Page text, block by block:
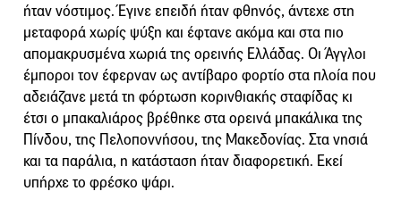
ήταν νόστιμος. Έγινε επειδή ήταν φθηνός, άντεχε στη
μεταφορά χωρίς ψύξη και έφτανε ακόμα και στα πιο
απομακρυσμένα χωριά της ορεινής Ελλάδας. Οι Άγγλοι
έμποροι τον έφερναν ως αντίβαρο φορτίο στα πλοία που
αδειάζανε μετά τη φόρτωση κορινθιακής σταφίδας κι
έτσι ο μπακαλιάρος βρέθηκε στα ορεινά μπακάλικα της
Πίνδου, της Πελοποννήσου, της Μακεδονίας. Στα νησιά
και τα παράλια, η κατάσταση ήταν διαφορετική. Εκεί
υπήρχε το φρέσκο ψάρι.